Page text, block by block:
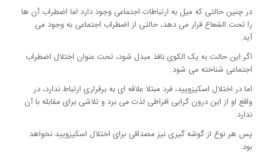
در چنین حالتی که میل به ارتباطات اجتماعی وجود دارد اما اضطراب آن ها
را تحت الشعاع قرار می دهد، حالتی از اضطراب اجتماعی به وجود می
آید.
اگر این حالت به یک الکوی نافذ مبدل شود، تحت عنوان اختلال اضطراب
اجتماعی شناخته می شود.
اما در اختلال اسکیزویید، فرد مبتلا علاقه ای به برقراری ارتباط ندارد، در
واقع او از این درون گرایی افراطی لذت می برد و تلاشی برای مقابله با آن
ندارد.
پس هر نوع از گوشه گیری نیز مصداقی برای اختلال اسکیزویید نخواهد
بود.